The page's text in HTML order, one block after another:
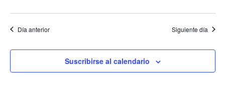
Día anterior Siguiente día
Suscribirse al calendario